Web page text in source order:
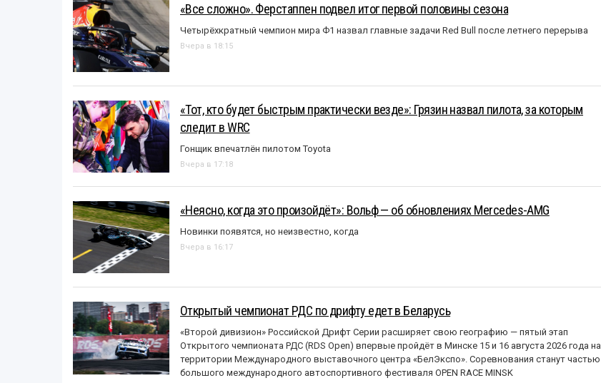
«Все сложно». Ферстаппен подвел итог первой половины сезона
Четырёхкратный чемпион мира Ф1 назвал главные задачи Red Bull после летнего перерыва
Вчера в 18:15
«Тот, кто будет быстрым практически везде»: Грязин назвал пилота, за которым
следит в WRC
Гонщик впечатлён пилотом Toyota
Вчера в 17:18
«Неясно, когда это произойдёт»: Вольф — об обновлениях Mercedes-AMG
Новинки появятся, но неизвестно, когда
Вчера в 16:17
Открытый чемпионат РДС по дрифту едет в Беларусь
«Второй дивизион» Российской Дрифт Серии расширяет свою географию — пятый этап
Открытого чемпионата РДС (RDS Open) впервые пройдёт в Минске 15 и 16 августа 2026 года на
территории Международного выставочного центра «БелЭкспо». Соревнования станут частью
большого международного автоспортивного фестиваля OPEN RACE MINSK